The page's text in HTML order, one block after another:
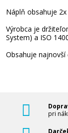
Náplň obsahuje
Výrobca je
System) a ISO
Obsahuje najnovší
pri